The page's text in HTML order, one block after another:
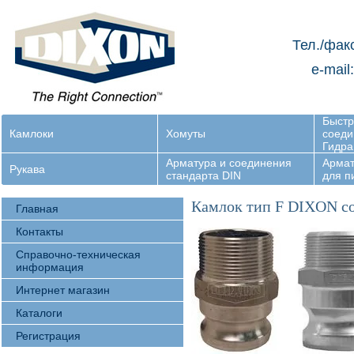
Камлоки Хомуты
Рукава
Арматура и соединения
стандарта DIN
для
Тел./
e-
Главная
Контакты
Справочно-техническая
информация
Интернет магазин
Каталоги
Регистрация
Камлок тип F DIXON